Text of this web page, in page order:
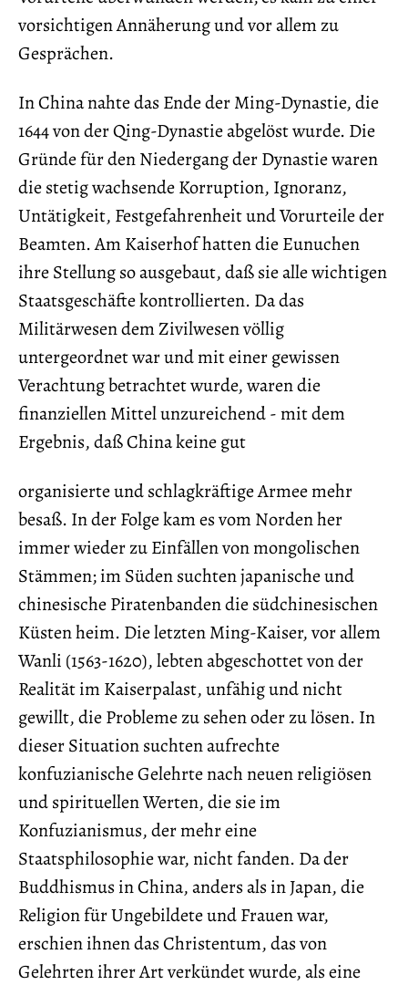
vorsichtigen Annäherung und vor allem zu
Gesprächen.
In China nahte das Ende der Ming-Dynastie, die
1644 von der Qing-Dynastie abgelöst wurde. Die
Gründe für den Niedergang der Dynastie waren
die stetig wachsende Korruption, Ignoranz,
Untätigkeit, Festgefahrenheit und Vorurteile der
Beamten. Am Kaiserhof hatten die Eunuchen
ihre Stellung so ausgebaut, daß sie alle wichtigen
Staatsgeschäfte kontrollierten. Da das
Militärwesen dem Zivilwesen völlig
untergeordnet war und mit einer gewissen
Verachtung betrachtet wurde, waren die
finanziellen Mittel unzureichend - mit dem
Ergebnis, daß China keine gut
organisierte und schlagkräftige Armee mehr
besaß. In der Folge kam es vom Norden her
immer wieder zu Einfällen von mongolischen
Stämmen; im Süden suchten japanische und
chinesische Piratenbanden die südchinesischen
Küsten heim. Die letzten Ming-Kaiser, vor allem
Wanli (1563-1620), lebten abgeschottet von der
Realität im Kaiserpalast, unfähig und nicht
gewillt, die Probleme zu sehen oder zu lösen. In
dieser Situation suchten aufrechte
konfuzianische Gelehrte nach neuen religiösen
und spirituellen Werten, die sie im
Konfuzianismus, der mehr eine
Staatsphilosophie war, nicht fanden. Da der
Buddhismus in China, anders als in Japan, die
Religion für Ungebildete und Frauen war,
erschien ihnen das Christentum, das von
Gelehrten ihrer Art verkündet wurde, als eine